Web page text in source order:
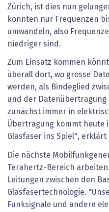
Zürich, ist dies nun
konnten nur Frequenzen
umwandeln, also
niedriger sind.
Zum Einsatz kommen
überall dort, wo grosse
werden, als Bindeglied
und der Datenübertragung
zunächst immer in
Übertragung kommt heute
Glasfaser ins Spiel",
Die nächste
Terahertz-Bereich
Leitungen zwischen den
Glasfasertechnologie.
Funksignale und andere